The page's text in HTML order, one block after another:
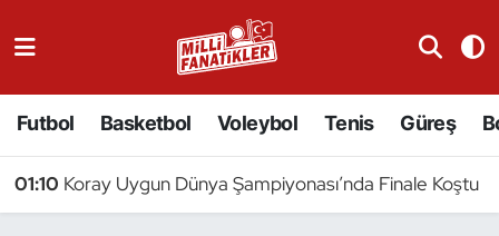
Futbol Basketbol Voleybol Tenis Güreş
01:10 Koray Uygun Dünya Şampiyonası’nda Finale Koştu
Badminton